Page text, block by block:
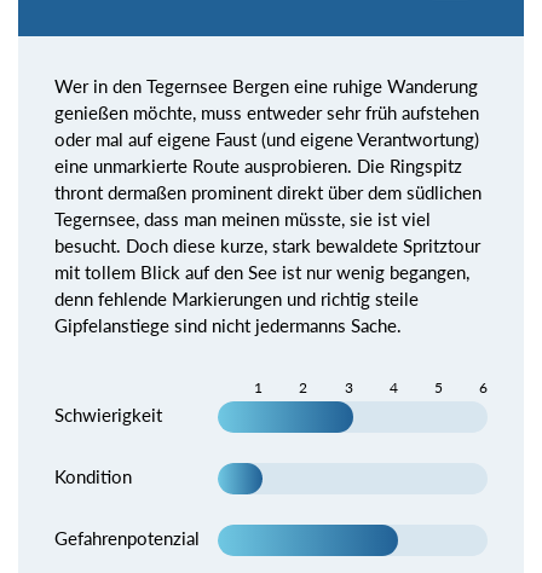
Wer in den Tegernsee Bergen eine ruhige Wanderung
genießen möchte, muss entweder sehr früh aufstehen
oder mal auf eigene Faust (und eigene Verantwortung)
eine unmarkierte Route ausprobieren. Die Ringspitz
thront dermaßen prominent direkt über dem südlichen
Tegernsee, dass man meinen müsste, sie ist viel
besucht. Doch diese kurze, stark bewaldete Spritztour
mit tollem Blick auf den See ist nur wenig begangen,
denn fehlende Markierungen und richtig steile
Gipfelanstiege sind nicht jedermanns Sache.
1 2 3 4 5 6
Schwierigkeit
Kondition
Gefahrenpotenzial